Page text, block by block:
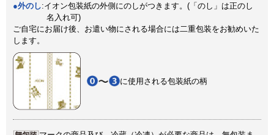
外のし:イオン包装紙の外側にのしがつきます。(「のし」は正のし
名入れ可)
ご自宅にお届け後、お遣い物にされる場合には二重包装をお勧めいた
します。
に使用される包装紙の柄